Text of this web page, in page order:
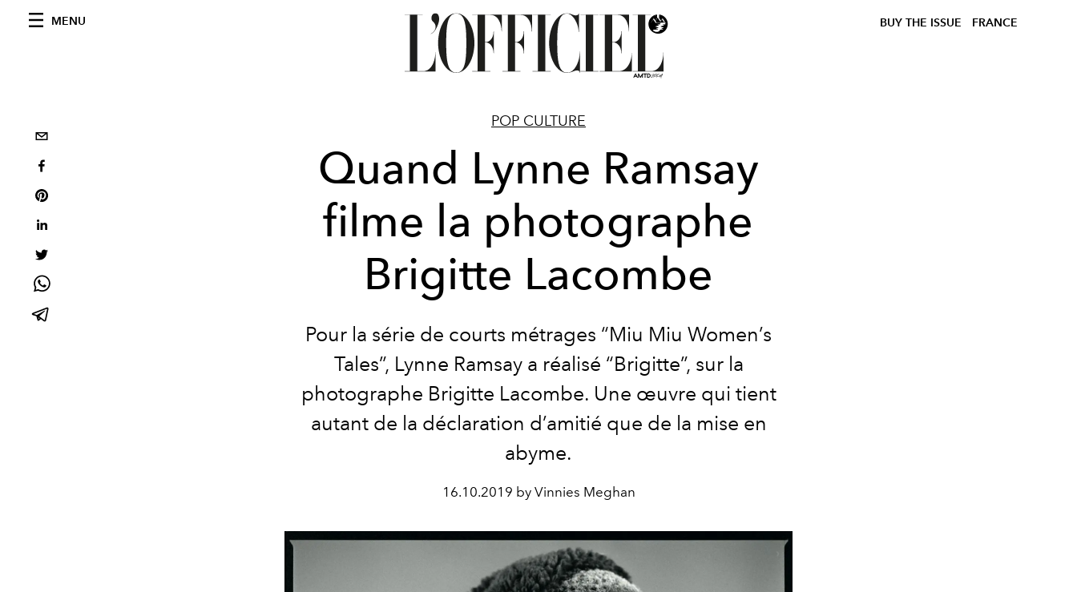
MENU BUY THE ISSUE FRANCE
POP CULTURE
Quand Lynne Ramsay
filme la photographe
Brigitte Lacombe
Pour la série de courts métrages “Miu Miu Women’s
Tales”, Lynne Ramsay a réalisé “Brigitte”, sur la
photographe Brigitte Lacombe. Une œuvre qui tient
autant de la déclaration d’amitié que de la mise en
abyme.
16.10.2019 by Vinnies Meghan